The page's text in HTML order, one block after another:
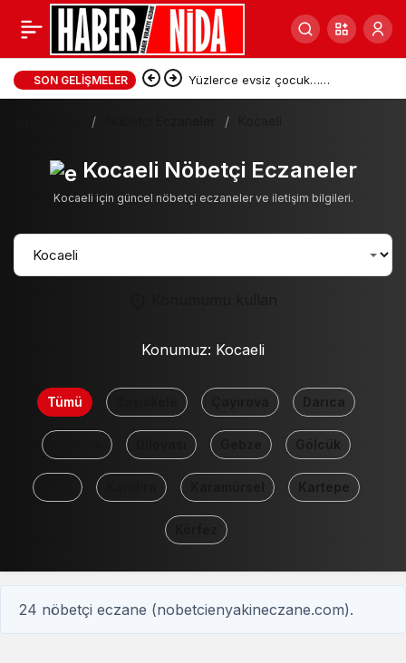
SON GELIŞMELER Yüzlerce evsiz çocuk…
Ceuta’daki kriz tırmanıyor ve
Kocaeli Nöbetçi Eczaneler
Kocaeli için güncel nöbetçi eczaneler ve iletişim bilgileri.
Konumuz: Kocaeli
Tümü Darıca
Gölcük
Kartepe
24 nöbetçi eczane (nobetcienyakineczane.com).